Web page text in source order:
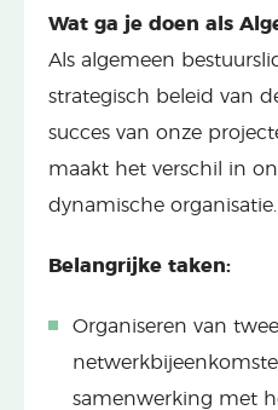
Wat ga je doen als
Als algemeen
strategisch beleid van
succes van onze
maakt het verschil in
dynamische organisatie.
Belangrijke taken:
Organiseren van
samenwerking met